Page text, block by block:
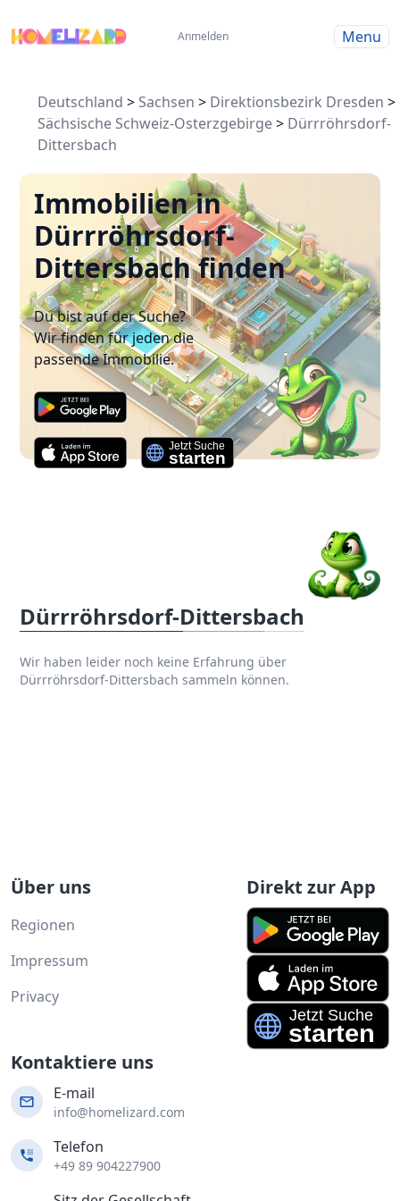
Anmelden Menu
Deutschland > Sachsen > Direktionsbezirk Dresden >
Sächsische Schweiz-Osterzgebirge> Dürrröhrsdorf-
Dittersbach
Immobilien in
Dürrröhrsdorf-
Dittersbach finden
Du bist auf der Suche?
Wir finden für jeden die
passende Immobilie.
Dürrröhrsdorf-Dittersbach
Wir haben leider noch keine Erfahrung über
Dürrröhrsdorf-Dittersbach sammeln können.
Über uns
Regionen
Impressum
Privacy
Direkt zur App
Kontaktiere uns
E-mail
info@homelizard.com
Telefon
+49 89 904227900